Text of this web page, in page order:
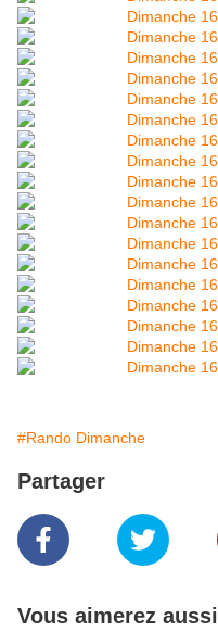
#Rando Dimanche
Partager
Vous aimerez aussi